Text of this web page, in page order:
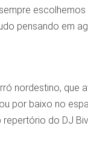
pensando em
nordestino, que
por baixo no
do DJ